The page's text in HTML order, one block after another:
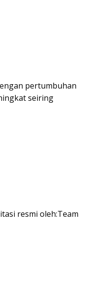
pertumbuhan
seiring
resmi oleh:Team